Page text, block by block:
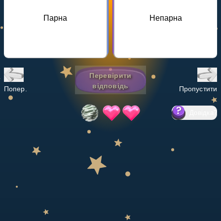
НАВЧАЛЬНИЙ ПЛАН
Парна Непарна
Попер.
Перевірити
відповідь
Пропустити
?